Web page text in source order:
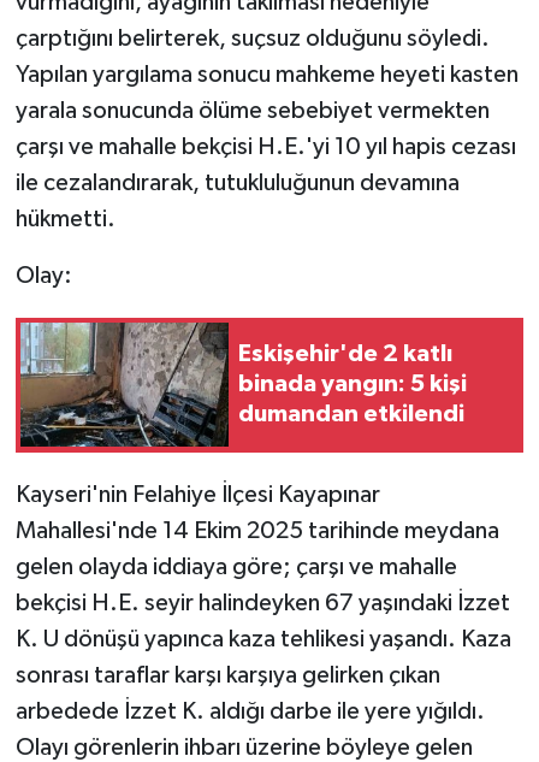
çarptığını belirterek, suçsuz olduğunu söyledi.
Yapılan yargılama sonucu mahkeme heyeti kasten
yarala sonucunda ölüme sebebiyet vermekten
çarşı ve mahalle bekçisi H.E.'yi 10 yıl hapis cezası
ile cezalandırarak, tutukluluğunun devamına
hükmetti.
Olay:
Eskişehir'de 2 katlı
binada yangın: 5 kişi
dumandan etkilendi
Kayseri'nin Felahiye İlçesi Kayapınar
Mahallesi'nde 14 Ekim 2025 tarihinde meydana
gelen olayda iddiaya göre; çarşı ve mahalle
bekçisi H.E. seyir halindeyken 67 yaşındaki İzzet
K. U dönüşü yapınca kaza tehlikesi yaşandı. Kaza
sonrası taraflar karşı karşıya gelirken çıkan
arbedede İzzet K. aldığı darbe ile yere yığıldı.
Olayı görenlerin ihbarı üzerine böyleye gelen